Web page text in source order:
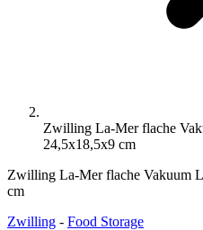
Zwilling La-Mer flache
24,5x18,5x9 cm
Zwilling La-Mer flache Vakuum
cm
Zwilling - Food Storage